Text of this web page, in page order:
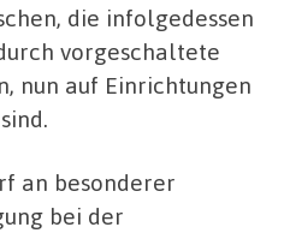
die infolgedessen
vorgeschaltete
nun auf Einrichtungen
an besonderer
bei der